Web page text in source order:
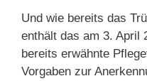
Und wie bereits das
enthält das am 3. April
bereits erwähnte
Vorgaben zur